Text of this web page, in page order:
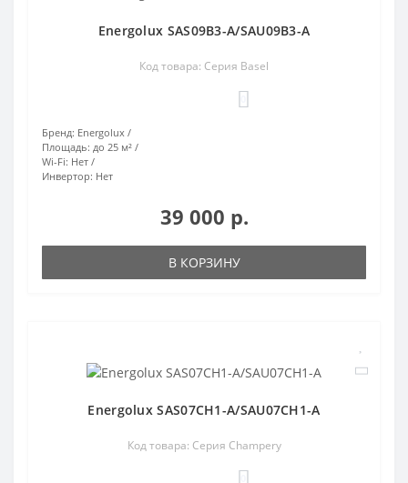
Energolux SAS09B3-A/SAU09B3-A
Код товара: Серия Basel
Бренд: Energolux
Площадь: до 25 м²
Wi-Fi: Нет
Инвертор: Нет
39 000 р.
В КОРЗИНУ
Energolux SAS07CH1-A/SAU07CH1-A
Код товара: Серия Champery